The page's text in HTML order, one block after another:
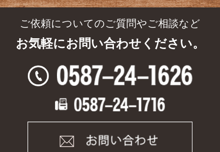
ご依頼についてのご質問やご相談など
お気軽にお問い合わせください。